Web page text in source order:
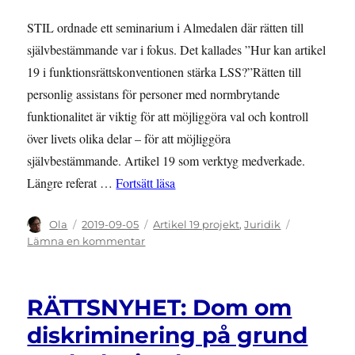
STIL ordnade ett seminarium i Almedalen där rätten till
självbestämmande var i fokus. Det kallades ”Hur kan artikel
19 i funktionsrättskonventionen stärka LSS?”Rätten till
personlig assistans för personer med normbrytande
funktionalitet är viktig för att möjliggöra val och kontroll
över livets olika delar – för att möjliggöra
självbestämmande. Artikel 19 som verktyg medverkade.
Längre referat …Fortsätt läsa
Författare
Ola
Publicerat
den
2019-09-05 Kategorier
Artikel 19 projekt,Juridik
Lämna en kommentartill
artikel
stärka
RÄTTSNYHET: Dom om
diskriminering på grund